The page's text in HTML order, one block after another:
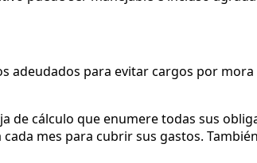
adeudados para evitar cargos por
cálculo que enumere todas sus
mes para cubrir sus gastos.